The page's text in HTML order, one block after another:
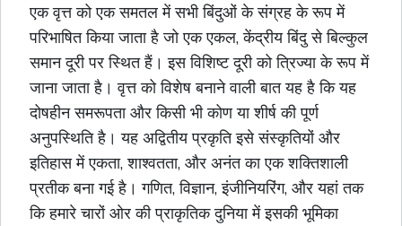
एक वृत्त को एक समतल में सभी बिंदुओं के संग्रह के रूप में
परिभाषित किया जाता है जो एक एकल, केंद्रीय बिंदु से बिल्कुल
समान दूरी पर स्थित हैं। इस विशिष्ट दूरी को त्रिज्या के रूप में
जाना जाता है। वृत्त को विशेष बनाने वाली बात यह है कि यह
दोषहीन समरूपता और किसी भी कोण या शीर्ष की पूर्ण
अनुपस्थिति है। यह अद्वितीय प्रकृति इसे संस्कृतियों और
इतिहास में एकता, शाश्वतता, और अनंत का एक शक्तिशाली
प्रतीक बना गई है। गणित, विज्ञान, इंजीनियरिंग, और यहां तक
कि हमारे चारों ओर की प्राकृतिक दुनिया में इसकी भूमिका